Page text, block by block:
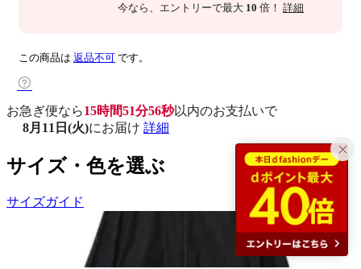
今なら 、エントリーで最大 10 倍！詳細
この商品は 返品不可 です。
お急ぎ便なら15時間51分55秒以内のお支払いで
8月11日(火)にお届け 詳細
サイズ・色を選ぶ
サイズガイド